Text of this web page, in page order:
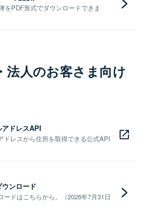
をPDF形式でダウンロードできま
法人のお客さま向け
ドレスAPI
ドレスから住所を取得できる公式API
ンロード
ードはこちらから。（2026年7月31日